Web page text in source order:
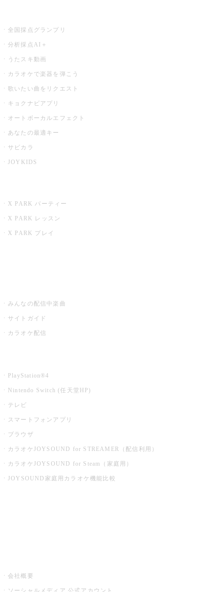
全国採点グランプリ
分析採点AI＋
うたスキ動画
カラオケで楽器を弾こう
歌いたい曲をリクエスト
キョクナビアプリ
オートボーカルエフェクト
あなたの最適キー
サビカラ
JOYKIDS
X PARK パーティー
X PARK レッスン
X PARK プレイ
みんなの配信中楽曲
サイトガイド
カラオケ配信
PlayStation®4
Nintendo Switch (任天堂HP)
テレビ
スマートフォンアプリ
ブラウザ
カラオケJOYSOUND for STREAMER（配信利用）
カラオケJOYSOUND for Steam（家庭用）
JOYSOUND家庭用カラオケ機能比較
会社概要
ソーシャルメディア 公式アカウント